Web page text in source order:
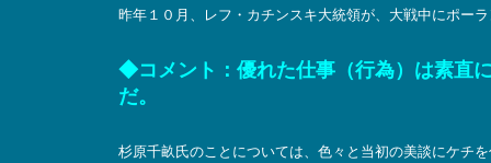
昨年１０月、レフ・カチンスキ大統領が、大戦中にポー
◆コメント：優れた仕事（行為）は素直
だ。
杉原千畝氏のことについては、色々と当初の美談にケチ